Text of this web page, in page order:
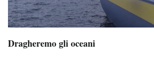
Dragheremo gli oceani